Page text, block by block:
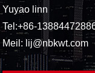
Yuyao linn
Tel:+86-
Meil: lij@nbkwt.com